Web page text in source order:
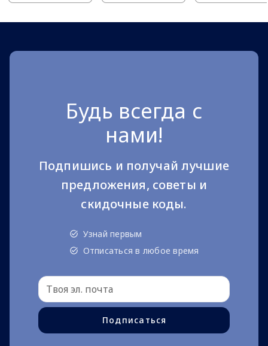
Будь всегда с
нами!
Подпишись и получай лучшие
предложения, советы и
скидочные коды.
Узнай первым
Отписаться в любое время
Подписаться